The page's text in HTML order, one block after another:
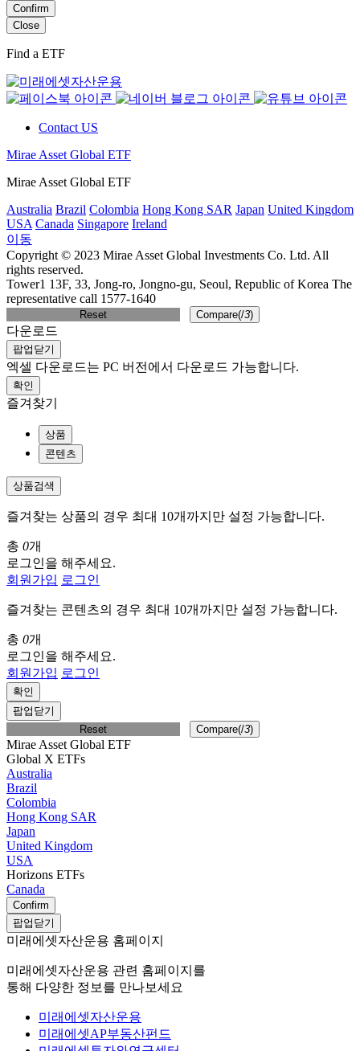
Confirm
Close
Find a ETF
Contact US
Mirae Asset Global ETF
Mirae Asset Global ETF
Australia Brazil Colombia Hong Kong SAR Japan United Kingdom
USA Canada Singapore Ireland
이동
Copyright © 2023 Mirae Asset Global Investments Co. Ltd. All
rights reserved.
Tower1 13F, 33, Jong-ro, Jongno-gu, Seoul, Republic of Korea The
representative call 1577-1640
Reset Compare(/3)
다운로드
팝업닫기
엑셀 다운로드는 PC 버전에서 다운로드 가능합니다.
확인
즐겨찾기
상품
콘텐츠
상품검색
즐겨찾는 상품의 경우 최대 10개까지만 설정 가능합니다.
총 0개
로그인을 해주세요.
회원가입 로그인
즐겨찾는 콘텐츠의 경우 최대 10개까지만 설정 가능합니다.
총 0개
로그인을 해주세요.
회원가입 로그인
확인
팝업닫기
Reset
Compare(/3)
Mirae Asset Global ETF
Global X ETFs
Australia
Brazil
Colombia
Hong Kong SAR
Japan
United Kingdom
USA
Horizons ETFs
Canada
Confirm
팝업닫기
미래에셋자산운용 홈페이지
미래에셋자산운용 관련 홈페이지를
통해 다양한 정보를 만나보세요
미래에셋자산운용
미래에셋AP부동산펀드